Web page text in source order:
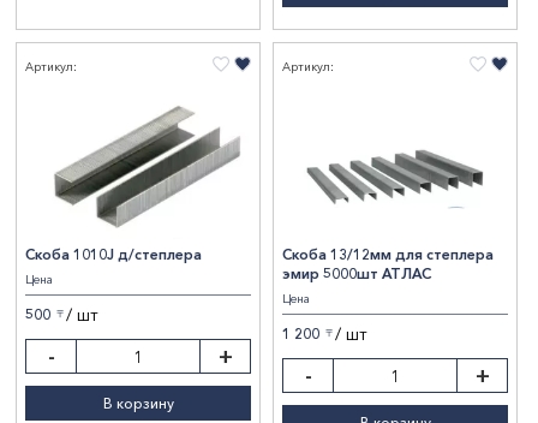
Артикул:
Скоба 1010J д/степлера
Цена
500 〒 / шт
- +
В корзину
Артикул:
Скоба 13/12мм для степлера
эмир 5000шт АТЛАС
Цена
1 200 〒 / шт
- +